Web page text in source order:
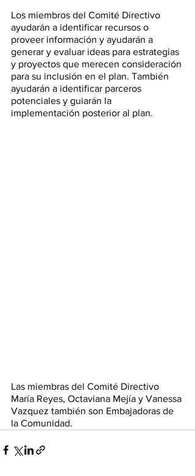
Los miembros del Comité Directivo
ayudarán a identificar recursos o
proveer información y ayudarán a
generar y evaluar ideas para estrategias
y proyectos que merecen consideración
para su inclusión en el plan. También
ayudarán a identificar parceros
potenciales y guiarán la
implementación posterior al plan.
Las miembras del Comité Directivo
María Reyes, Octaviana Mejía y Vanessa
Vazquez también son Embajadoras de
la Comunidad.